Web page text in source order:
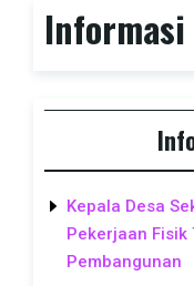
Informasi
Kepala Desa
Pekerjaan Fisik
Pembangunan